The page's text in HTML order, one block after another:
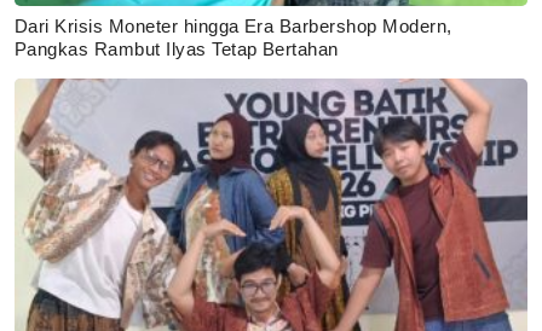
Dari Krisis Moneter hingga Era Barbershop Modern,
Pangkas Rambut Ilyas Tetap Bertahan